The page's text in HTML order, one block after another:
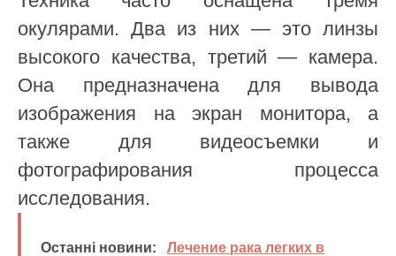
окулярами. Два из них — это линзы
высокого качества, третий — камера.
Она предназначена для вывода
изображения на экран монитора, а
также для видеосъемки и
фотографирования процесса
исследования.
Останні новини:
Лечение рака легких в